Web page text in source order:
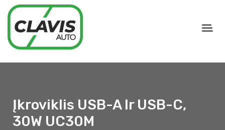
Įkroviklis USB-A Ir USB-C,
30W UC30M